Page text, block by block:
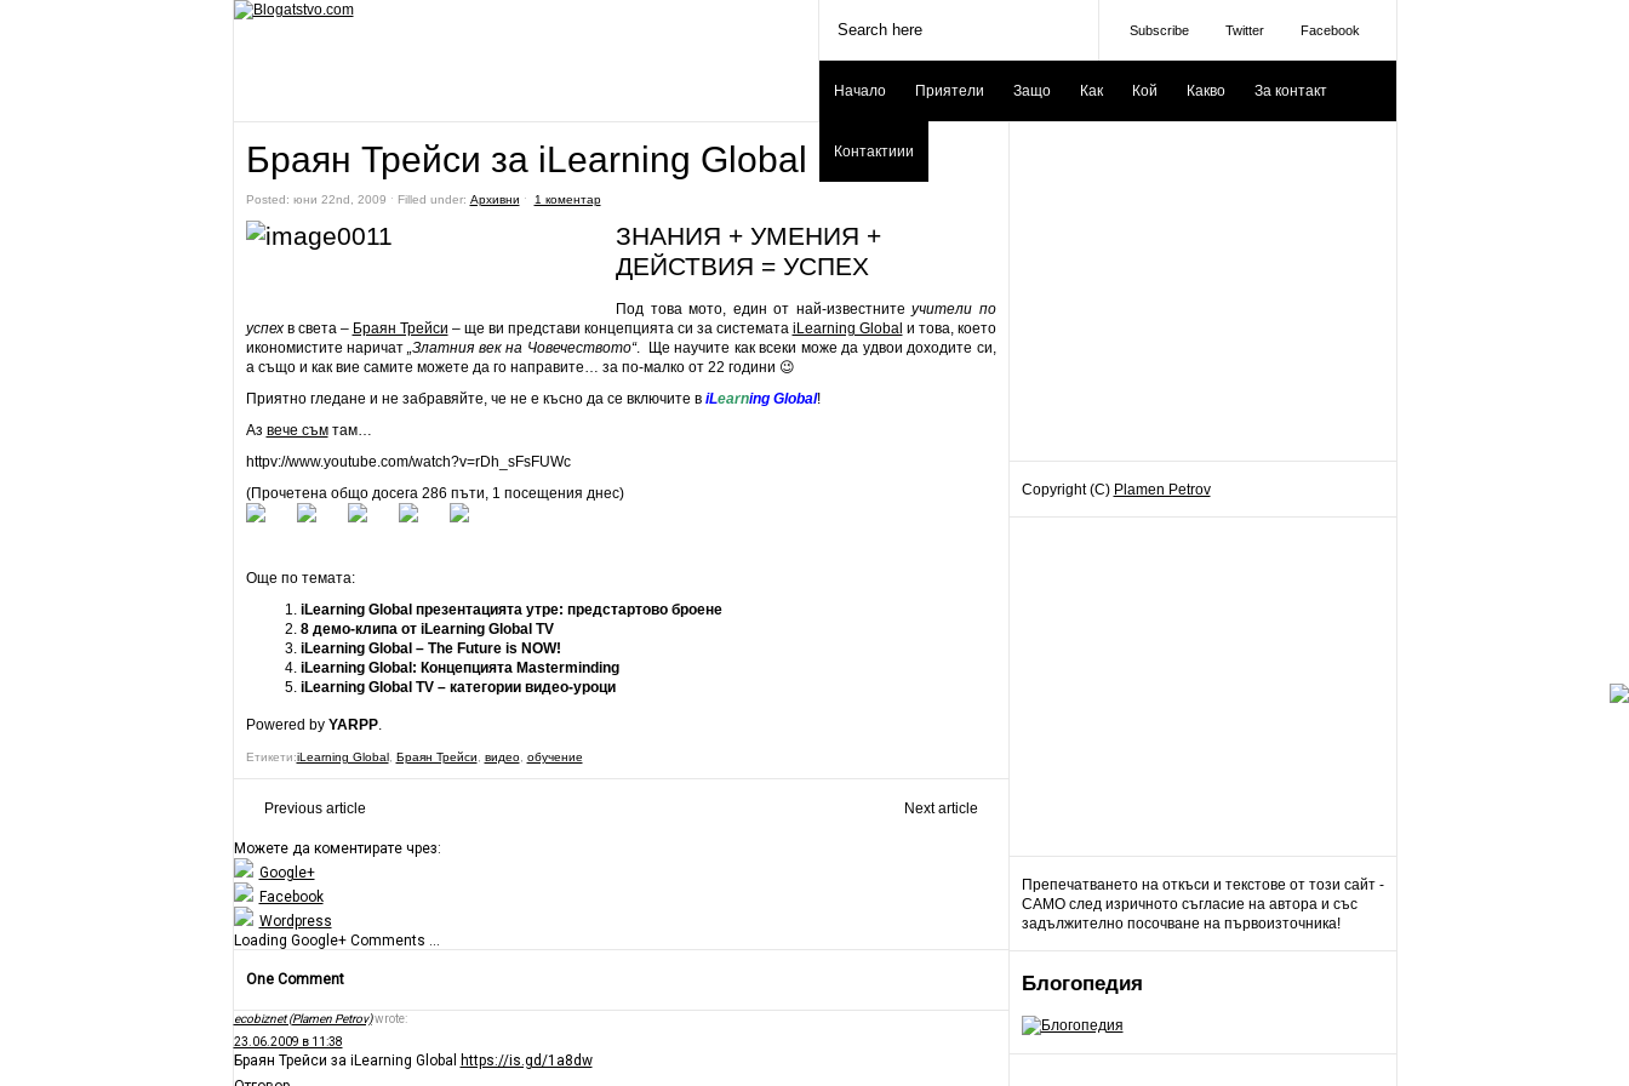
Subscribe Twitter Facebook
Начало Приятели Защо Как Кой Какво За контакт
Контактиии
Copyright (C) Plamen Petrov
Препечатването на откъси и текстове от този сайт -
САМО след изричното съгласие на автора и със
задължително посочване на първоизточника!
Блогопедия
Браян Трейси за iLearning Global
Posted: юни 22nd, 2009 ˑ Filled under: Архивни ˑ 1 коментар
ЗНАНИЯ + УМЕНИЯ +
ДЕЙСТВИЯ = УСПЕХ
Под това мото, един от най-известните учители по
успехв света – Браян Трейси – ще ви представи концепцията си за системата iLearning Global и това, което
икономистите наричат„Златния век на Човечеството“. Ще научите как всеки може да удвои доходите си,
а също и как вие самите можете да го направите… за по-малко от 22 години 😉
Приятно гледане и не забравяйте, че не е късно да се включите в iLearning Global!
Аз вече съмтам…
httpv://www.youtube.com/watch?v=rDh_sFsFUWc
(Прочетена общо досега 286 пъти, 1 посещения днес)
Още по темата:
iLearning Global презентацията утре: предстартово броене
8 демо-клипа от iLearning Global TV
iLearning Global – The Future is NOW!
iLearning Global: Концепцията Masterminding
iLearning Global TV – категории видео-уроци
Powered by YARPP.
Етикети:iLearning Global, Браян Трейси видео, обучение
Previous article Next article
Можете да коментирате чрез:
Google+
Facebook
Wordpress
Loading Google+ Comments ...
One Comment
ecobiznet (Plamen Petrov) wrote:
23.06.2009 в 11:38
Браян Трейси за iLearning Global
https://is.gd/1a8dw